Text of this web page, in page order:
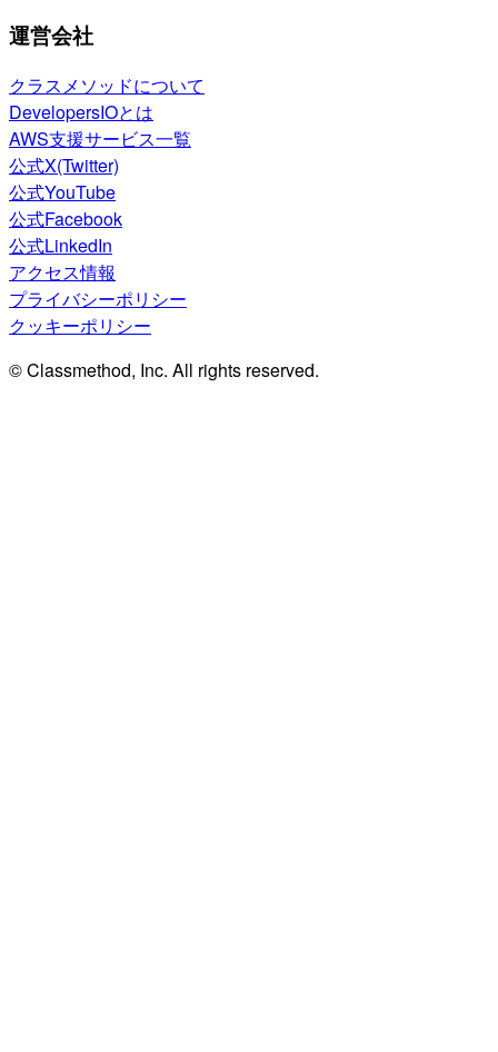
運営会社
クラスメソッドについて
DevelopersIOとは
AWS支援サービス一覧
公式X(Twitter)
公式YouTube
公式Facebook
公式LinkedIn
アクセス情報
プライバシーポリシー
クッキーポリシー
© Classmethod, Inc. All rights reserved.